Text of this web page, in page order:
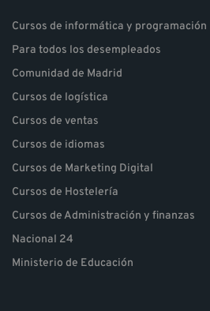
Cursos de informática y programación
Para todos los desempleados
Comunidad de Madrid
Cursos de logística
Cursos de ventas
Cursos de idiomas
Cursos de Marketing Digital
Cursos de Hostelería
Cursos de Administración y finanzas
Nacional 24
Ministerio de Educación